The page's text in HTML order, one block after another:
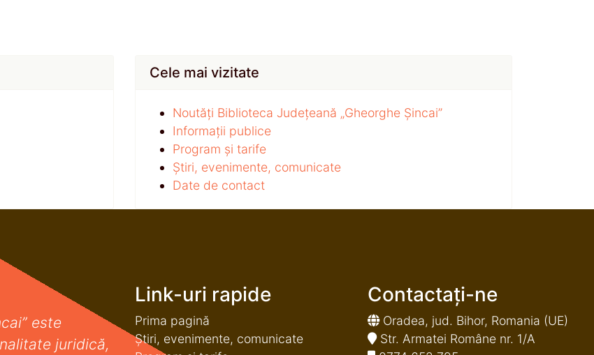
Cele mai vizitate
Noutăți Biblioteca Județeană „Gheorghe Șincai”
Informații publice
Program și tarife
Știri, evenimente, comunicate
Date de contact
este
juridică,
Link-uri rapide
Prima pagină
Știri, evenimente, comunicate
Contactați-ne
Oradea, jud. Bihor, Romania (UE)
Str. Armatei Române nr. 1/A